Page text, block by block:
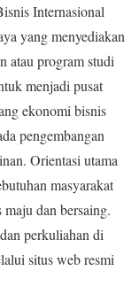
Internasional
yang menyediakan
atau program studi
menjadi pusat
ekonomi bisnis
pengembangan
Orientasi utama
masyarakat
dan bersaing.
perkuliahan di
situs web resmi